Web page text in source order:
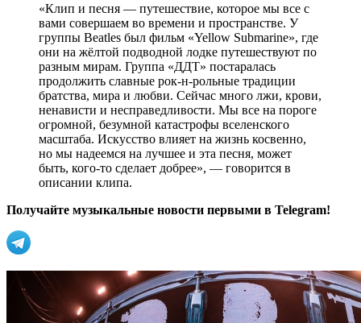
«Клип и песня — путешествие, которое мы все с
вами совершаем во времени и пространстве. У
группы Beatles был фильм «Yellow Submarine», где
они на жёлтой подводной лодке путешествуют по
разным мирам. Группа «ДДТ» постаралась
продолжить славные рок-н-рольные традиции
братства, мира и любви. Сейчас много лжи, крови,
ненависти и несправедливости. Мы все на пороге
огромной, безумной катастрофы вселенского
масштаба. Искусство влияет на жизнь косвенно,
но мы надеемся на лучшее и эта песня, может
быть, кого-то сделает добрее», — говорится в
описании клипа.
Получайте музыкальные новости первыми в Telegram!